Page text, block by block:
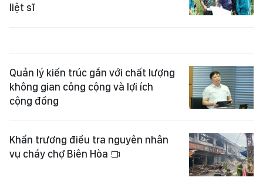
liệt sĩ
Quản lý kiến trúc gắn với chất lượng
không gian công cộng và lợi ích
cộng đồng
Khẩn trương điều tra nguyên nhân
vụ cháy chợ Biên Hòa